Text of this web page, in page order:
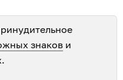
знаков и